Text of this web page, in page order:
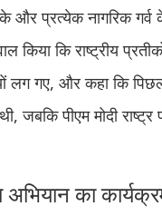
और प्रत्येक नागरिक
किया कि राष्ट्रीय
लग गए, और कहा कि
जबकि पीएम मोदी
अभियान का